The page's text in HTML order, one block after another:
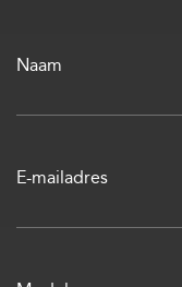
Naam
E-mailadres